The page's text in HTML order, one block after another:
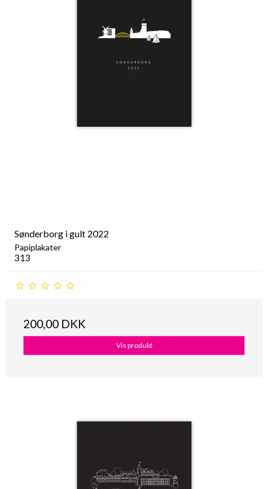
Sønderborg i gult 2022
Papiplakater
313
200,00 DKK
Vis produkt